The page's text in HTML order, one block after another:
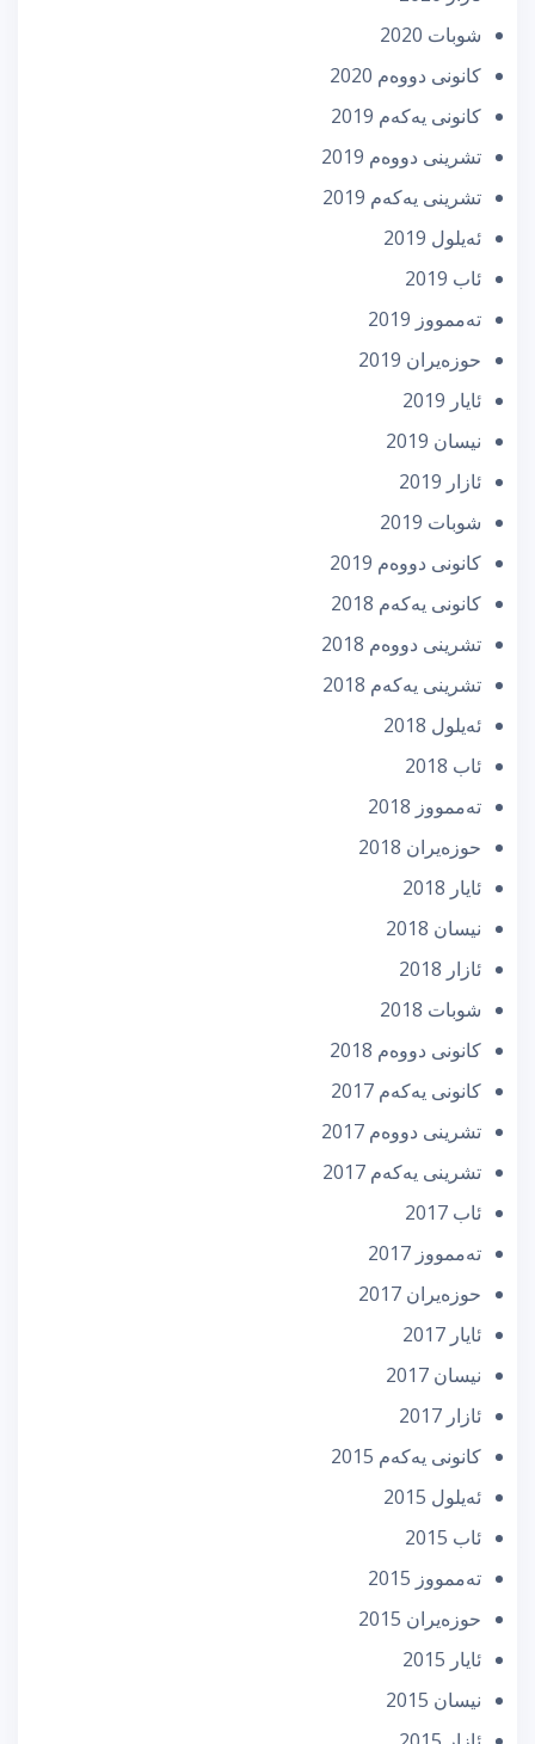
شوبات 2020
كانونی دووه‌م 2020
كانونی یه‌كه‌م 2019
تشرینی دووه‌م 2019
تشرینی یه‌كه‌م 2019
ئه‌یلول 2019
ئاب 2019
تەممووز 2019
حوزه‌یران 2019
ئایار 2019
نیسان 2019
ئازار 2019
شوبات 2019
كانونی دووه‌م 2019
كانونی یه‌كه‌م 2018
تشرینی دووه‌م 2018
تشرینی یه‌كه‌م 2018
ئه‌یلول 2018
ئاب 2018
تەممووز 2018
حوزه‌یران 2018
ئایار 2018
نیسان 2018
ئازار 2018
شوبات 2018
كانونی دووه‌م 2018
كانونی یه‌كه‌م 2017
تشرینی دووه‌م 2017
تشرینی یه‌كه‌م 2017
ئاب 2017
تەممووز 2017
حوزه‌یران 2017
ئایار 2017
نیسان 2017
ئازار 2017
كانونی یه‌كه‌م 2015
ئه‌یلول 2015
ئاب 2015
تەممووز 2015
حوزه‌یران 2015
ئایار 2015
نیسان 2015